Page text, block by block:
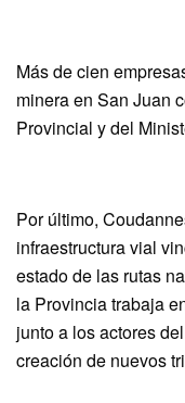
Más de cien
minera en San Juan
Provincial y del
Por último,
infraestructura vial
estado de las rutas
la Provincia trabaja
junto a los actores
creación de nuevos